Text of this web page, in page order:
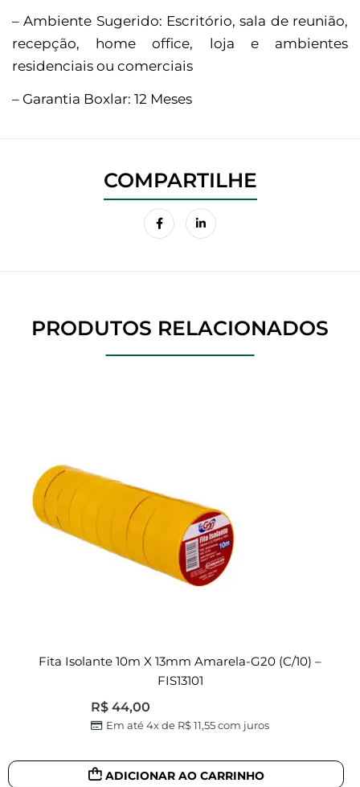
– Ambiente Sugerido: Escritório, sala de reunião,
recepção, home office, loja e ambientes
residenciais ou comerciais
– Garantia Boxlar: 12 Meses
PRODUTOS RELACIONADOS
Fita Isolante 10m X 13mm Amarela-G20 (c/10) –
FIS13101
R$ 44,00
Em até 4x de R$11,55com juros
ADICIONAR AO CARRINHO